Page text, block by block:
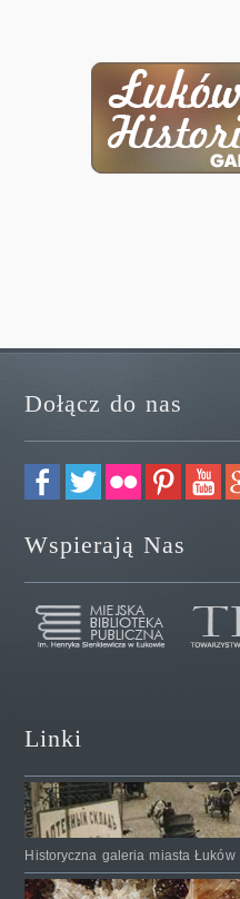
Dołącz do nas
Wspierają Nas
Linki
Historyczna galeria miasta Łuków